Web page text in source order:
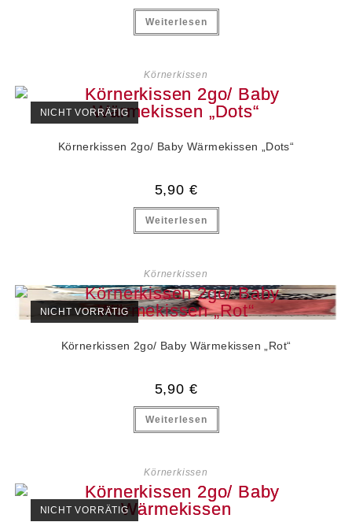
Weiterlesen
Körnerkissen
NICHT VORRÄTIG
Körnerkissen 2go/ Baby Wärmekissen „Dots“
5,90 €
Weiterlesen
Körnerkissen
NICHT VORRÄTIG
Körnerkissen 2go/ Baby Wärmekissen „Rot“
5,90 €
Weiterlesen
Körnerkissen
NICHT VORRÄTIG